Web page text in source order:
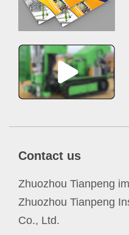
Contact us
Zhuozhou Tianpeng
Zhuozhou Tianpeng
Co., Ltd.